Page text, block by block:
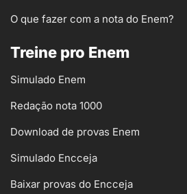
O que fazer com a nota do Enem?
Treine pro Enem
Simulado Enem
Redação nota 1000
Download de provas Enem
Simulado Encceja
Baixar provas do Encceja